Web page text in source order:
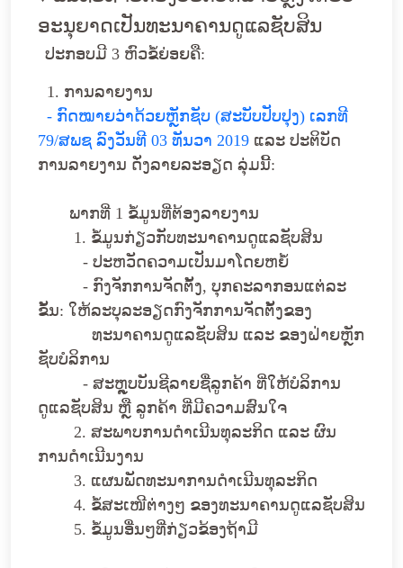
ອະນຸຍາດເປັນທະນາຄານດູແລຊັບສິນ
ປະກອບມີ 3 ຫົວຂໍ້ຍ່ອຍຄື:
1. ການລາຍງານ
- ກົດໝາຍວ່າດ້ວຍຫຼັກຊັບ (ສະບັບປັບປຸງ) ເລກທີ
79/ສພຊ ລົງວັນທີ 03 ທັນວາ 2019 ແລະ ປະຕິບັດ
ການລາຍງານ ດັ່ງລາຍລະອຽດ ລຸ່ມນີ້:
ພາກທີ່ 1 ຂໍ້ມູນທີ່ຕ້ອງລາຍງານ
1. ຂໍ້ມູນກ່ຽວກັບທະນາຄານດູແລຊັບສິນ
- ປະຫວັດຄວາມເປັນມາໂດຍຫຍໍ້
- ກົງຈັກການຈັດຕັ້ງ, ບຸກຄະລາກອນແຕ່ລະ
ຂັ້ນ: ໃຫ້ລະບຸລະອຽດກົງຈັກການຈັດຕັ້ງຂອງ
ທະນາຄານດູແລຊັບສິນ ແລະ ຂອງຝ່າຍຫຼັກ
ຊັບບໍລິການ
- ສະຫຼຸບບັນຊີລາຍຊື່ລູກຄ້າ ທີ່ໃຫ້ບໍລິການ
ດູແລຊັບສິນ ຫຼື ລູກຄ້າ ທີ່ມີຄວາມສົນໃຈ
2. ສະພາບການດໍາເນີນທຸລະກິດ ແລະ ຜົນ
ການດໍາເນີນງານ
3. ແຜນພັດທະນາການດໍາເນີນທຸລະກິດ
4. ຂໍ້ສະເໜີຕ່າງໆ ຂອງທະນາຄານດູແລຊັບສິນ
5. ຂໍ້ມູນອື່ນໆທີ່ກ່ຽວຂ້ອງຖ້າມີ